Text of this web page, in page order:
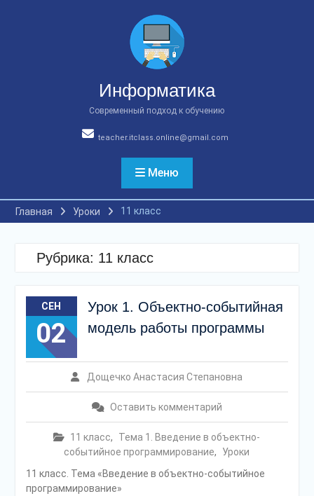
Информатика
Современный подход к обучению
teacher.itclass.online@gmail.com
Меню
Главная Уроки 11 класс
Рубрика: 11 класс
СЕН
02
Урок 1. Объектно-событийная
модель работы программы
Дощечко Анастасия Степановна
Оставить комментарий
11 класс,
Тема 1. Введение в объектно-
событийное программирование,
Уроки
11 класс. Тема «Введение в объектно-событийное
программирование»